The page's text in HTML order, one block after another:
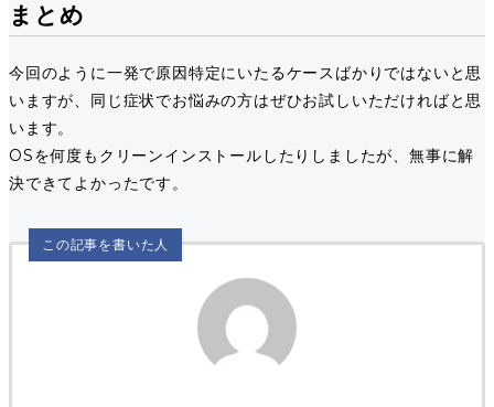
まとめ
今回のように一発で原因特定にいたるケースばかりではないと思
いますが、同じ症状でお悩みの方はぜひお試しいただければと思
います。
OSを何度もクリーンインストールしたりしましたが、無事に解
決できてよかったです。
この記事を書いた人